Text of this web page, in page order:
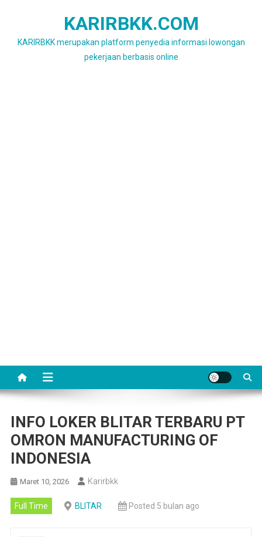
KARIRBKK.COM
KARIRBKK merupakan platform penyedia informasi lowongan
pekerjaan berbasis online
INFO LOKER BLITAR TERBARU PT
OMRON MANUFACTURING OF
INDONESIA
Maret 10, 2026 Karirbkk
Full Time BLITAR Posted 5 bulan ago